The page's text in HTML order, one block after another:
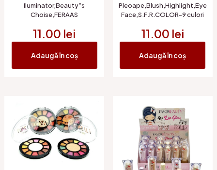
Iluminator,Beauty”s
Choise,FERAAS
11.00 lei
Adaugă în coș
Pleoape,Blush,Highlight,Eye
Face,S.F.R.COLOR-9 culori
11.00 lei
Adaugă în coș